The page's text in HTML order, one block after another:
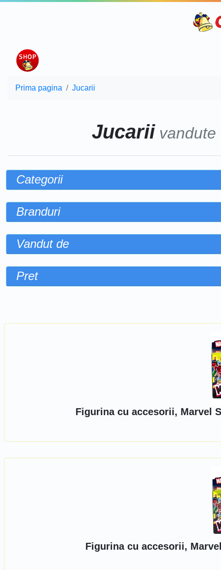
Prima pagina Jucarii
Jucarii
Categorii
Branduri
Vandut de
Pret
Figurina cu accesorii, Marvel
Figurina cu accesorii,